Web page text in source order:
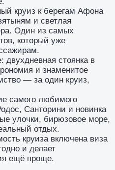
круиз к берегам Афона
и светлая
Один из самых
который уже
стоянка в
и знаменитое
— за один круиз,
самого любимого
Санторини и новинка
улочки, бирюзовое море,
отдых.
круиза включена виза
и делает
ещё проще.